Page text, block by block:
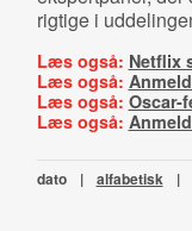
rigtige i
Læs også: Netflix
Læs også:
Læs også: Oscar-
Læs også:
dato | alfabetisk |